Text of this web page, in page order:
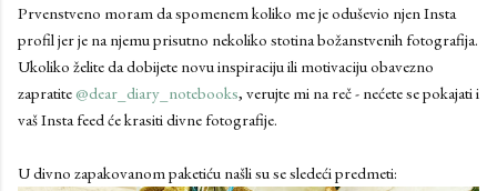
Prvenstveno moram da spomenem koliko me je oduševio njen Insta
profil jer je na njemu prisutno nekoliko stotina božanstvenih fotografija.
Ukoliko želite da dobijete novu inspiraciju ili motivaciju obavezno
zapratite @dear_diary_notebooks, verujte mi na reč - nećete se pokajati i
vaš Insta feed će krasiti divne fotografije.
U divno zapakovanom paketiću našli su se sledeći predmeti: